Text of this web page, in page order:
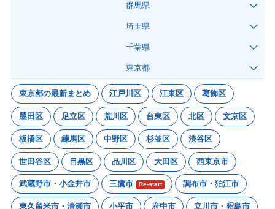
群馬県
埼玉県
千葉県
東京都
東京都の最新まとめ 江戸川区 江東区 葛飾区
墨田区 足立区 荒川区 台東区 北区 文京区
板橋区 練馬区 中野区 杉並区 渋谷区
世田谷区 目黒区 品川区 大田区 西東京市
武蔵野市・小金井市 三鷹市 Re-start 調布市・狛江市
東久留米市・清瀬市 小平市 府中市 立川市・昭島市